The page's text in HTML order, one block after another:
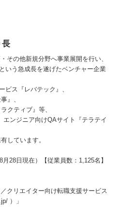
その他新規分野へ事業展開を行い、
いう急成長を遂げたベンチャー企業
ビス『レバテック』、
』、
クティブ』等、
エンジニア向けQAサイト『テラテイ
しています。
28日現在）【従業員数：1,125名】
クリエイター向け転職支援サービス
）」